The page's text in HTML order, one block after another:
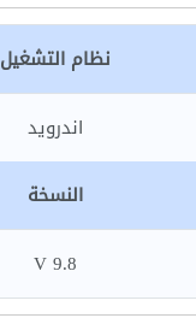
نظام التشغيل
اندرويد
النسخة
9.8 V